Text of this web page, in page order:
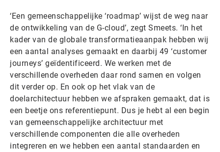
‘Een gemeenschappelijke ‘roadmap’ wijst de weg naar
de ontwikkeling van de G-cloud’, zegt Smeets. ‘In het
kader van de globale transformatieaanpak hebben wij
een aantal analyses gemaakt en daarbij 49 ‘customer
journeys’ geïdentificeerd. We werken met de
verschillende overheden daar rond samen en volgen
dit verder op. En ook op het vlak van de
doelarchitectuur hebben we afspraken gemaakt, dat is
een beetje ons referentiepunt. Dus je hebt al een begin
van gemeenschappelijke architectuur met
verschillende componenten die alle overheden
integreren en we hebben een aantal standaarden en